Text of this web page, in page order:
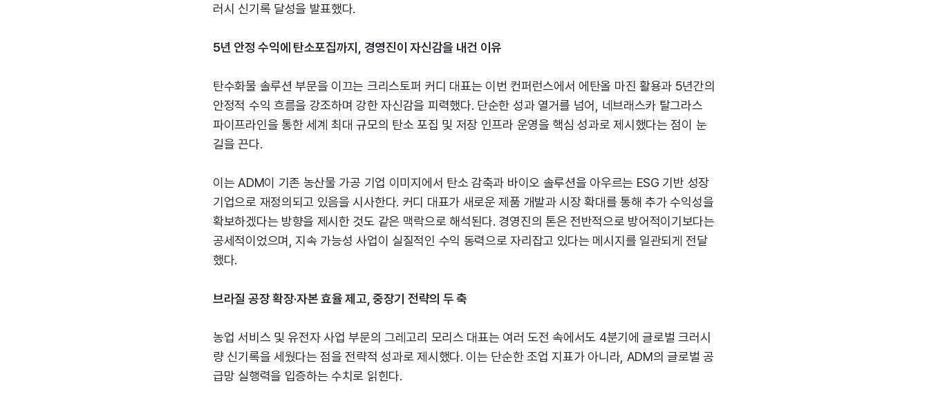
러시 신기록 달성을 발표했다.
5년 안정 수익에 탄소포집까지, 경영진이 자신감을 내건 이유
탄수화물 솔루션 부문을 이끄는 크리스토퍼 커디 대표는 이번 컨퍼런스에서 에탄올 마진 활용과 5년간의
안정적 수익 흐름을 강조하며 강한 자신감을 피력했다. 단순한 성과 열거를 넘어, 네브래스카 탈그라스
파이프라인을 통한 세계 최대 규모의 탄소 포집 및 저장 인프라 운영을 핵심 성과로 제시했다는 점이 눈
길을 끈다.
이는 ADM이 기존 농산물 가공 기업 이미지에서 탄소 감축과 바이오 솔루션을 아우르는 ESG 기반 성장
기업으로 재정의되고 있음을 시사한다. 커디 대표가 새로운 제품 개발과 시장 확대를 통해 추가 수익성을
확보하겠다는 방향을 제시한 것도 같은 맥락으로 해석된다. 경영진의 톤은 전반적으로 방어적이기보다는
공세적이었으며, 지속 가능성 사업이 실질적인 수익 동력으로 자리잡고 있다는 메시지를 일관되게 전달
했다.
브라질 공장 확장·자본 효율 제고, 중장기 전략의 두 축
농업 서비스 및 유전자 사업 부문의 그레고리 모리스 대표는 여러 도전 속에서도 4분기에 글로벌 크러시
량 신기록을 세웠다는 점을 전략적 성과로 제시했다. 이는 단순한 조업 지표가 아니라, ADM의 글로벌 공
급망 실행력을 입증하는 수치로 읽힌다.